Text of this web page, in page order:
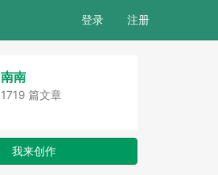
登录 注册
南南
1719 篇文章
我来创作